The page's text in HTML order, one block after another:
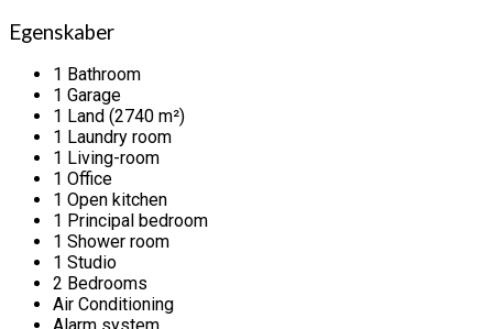
Egenskaber
1 Bathroom
1 Garage
1 Land (2740 m²)
1 Laundry room
1 Living-room
1 Office
1 Open kitchen
1 Principal bedroom
1 Shower room
1 Studio
2 Bedrooms
Air Conditioning